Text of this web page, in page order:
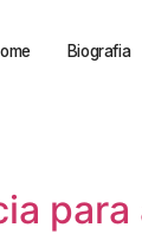
Biografia